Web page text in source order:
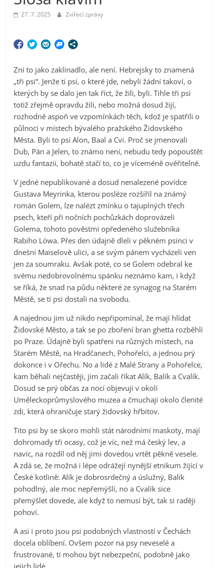
27. 7. 2025 Zvířecí zprávy
Zní to jako zaklínadlo, ale není. Hebrejsky to znamená
„tři psi“. Jenže ti psi, o které jde, nebyli žádní takoví, o
kterých by se dalo jen tak říct, že žili, byli. Tihle tři psi
totiž zřejmě opravdu žili, nebo možná dosud žijí,
rozhodně aspoň ve vzpomínkách těch, kdož je spatřili o
půlnoci v místech bývalého pražského Židovského
Města. Byli to psi Alon, Baal a Cvi. Proč se jmenovali
Dub, Pán a Jelen, to známo není, nebudu tedy popouštět
uzdu fantazii, bohatě stačí to, co je víceméně ověřitelné.
V jedné nepublikované a dosud nenalezené povídce
Gustava Meyrinka, kterou posléze rozšířil na známý
román Golem, lze nalézt zmínku o tajuplných třech
psech, kteří při nočních pochůzkách doprovázeli
Golema, tohoto pověstmi opředeného služebníka
Rabiho Löwa. Přes den údajně dleli v pěkném psinci v
dnešní Maiselově ulici, a se svým pánem vycházeli ven
jen za soumraku. Avšak poté, co se Golem odebral ke
svému nedobrovolnému spánku neznámo kam, i když
se říká, že snad na půdu některé ze synagog na Starém
Městě, se ti psi dostali na svobodu.
A najednou jim už nikdo nepřipomínal, že mají hlídat
Židovské Město, a tak se po zboření bran ghetta rozběhli
po Praze. Údajně byli spatřeni na různých místech, na
Starém Městě, na Hradčanech, Pohořelci, a jednou prý
dokonce i v Ořechu. No a lidé z Malé Strany a Pohořelce,
kam běhali nejčastěji, jim začali říkat Alík, Balík a Cvalík.
Dosud se prý občas za nocí objevují v okolí
Uměleckoprůmyslového muzea a čmuchají okolo členité
zdi, která ohraničuje starý židovský hřbitov.
Tito psi by se skoro mohli stát národními maskoty, mají
dohromady tři ocasy, což je víc, než má český lev, a
navíc, na rozdíl od něj jimi dovedou vrtět pěkně vesele.
A zdá se, že možná i lépe odrážejí nynější etnikum žijící v
České kotlině: Alík je dobrosrdečný a úslužný, Balík
pohodlný, ale moc nepřemýšlí, no a Cvalík sice
přemýšlet dovede, ale když to nemusí být, tak si raději
pohoví.
A asi i proto jsou psi podobných vlastností v Čechách
docela oblíbení. Ovšem pozor na psy neveselé a
frustrované, ti mohou být nebezpeční, podobně jako
jejich lidé.